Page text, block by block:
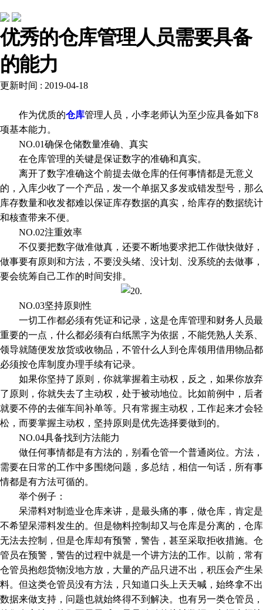
优秀的仓库管理人员需要具备
的能力
更新时间 : 2019-04-18
作为优质的仓库管理人员，小李老师认为至少应具备如下8
项基本能力。
NO.01确保仓储数量准确、真实
在仓库管理的关键是保证数字的准确和真实。
离开了数字准确这个前提去做仓库的任何事情都是无意义
的，入库少收了一个产品，发一个单据又多发或错发型号，那么
库存数量和收发都难以保证库存数据的真实，给库存的数据统计
和核查带来不便。
NO.02注重效率
不仅要把数字做准做真，还要不断地要求把工作做快做好，
做事要有原则和方法，不要没头绪、没计划、没系统的去做事，
要会统筹自己工作的时间安排。
NO.03坚持原则性
一切工作都必须有凭证和记录，这是仓库管理和财务人员最
重要的一点，什么都必须有白纸黑字为依据，不能凭熟人关系、
领导就随便发放货或收物品，不管什么人到仓库领用借用物品都
必须按仓库制度办理手续有记录。
如果你坚持了原则，你就掌握着主动权，反之，如果你放弃
了原则，你就失去了主动权，处于被动地位。比如前例中，后者
就要不停的去催车间补单等。只有常握主动权，工作起来才会轻
松，而要掌握主动权，坚持原则是优先选择要做到的。
NO.04具备找到方法能力
做任何事情都是有方法的，别看仓管一个普通岗位。方法，
需要在日常的工作中多围绕问题，多总结，相信一句话，所有事
情都是有方法可循的。
举个例子：
呆滞料对制造业仓库来讲，是最头痛的事，做仓库，肯定是
不希望呆滞料发生的。但是物料控制却又与仓库是分离的，仓库
无法去控制，但是仓库却有预警，警告，甚至采取拒收措施。仓
管员在预警，警告的过程中就是一个讲方法的工作。以前，常有
仓管员抱怨货物没地方放，大量的产品只进不出，积压会产生呆
料。但这类仓管员没有方法，只知道口头上天天喊，始终拿不出
数据来做支持，问题也就始终得不到解决。也有另一类仓管员，